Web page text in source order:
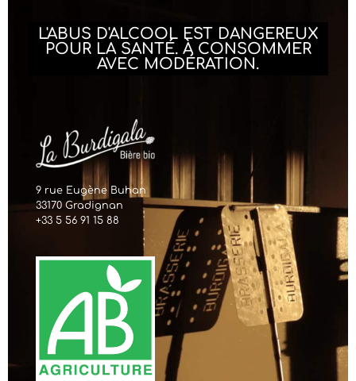
L'ABUS D'ALCOOL EST DANGEREUX
POUR LA SANTÉ. À CONSOMMER
AVEC MODÉRATION.
9 rue Eugène Buhan
33170 Gradignan
+33 5 56 91 15 88